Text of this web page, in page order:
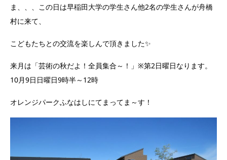
ま、、、この日は早稲田大学の学生さん他2名の学生さんが舟橋
村に来て、
こどもたちとの交流を楽しんで頂きました✨
来月は「芸術の秋だよ！全員集合～！」※第2日曜日なります。
10月9日日曜日9時半～12時
オレンジパークふなはしにてまってま～す！